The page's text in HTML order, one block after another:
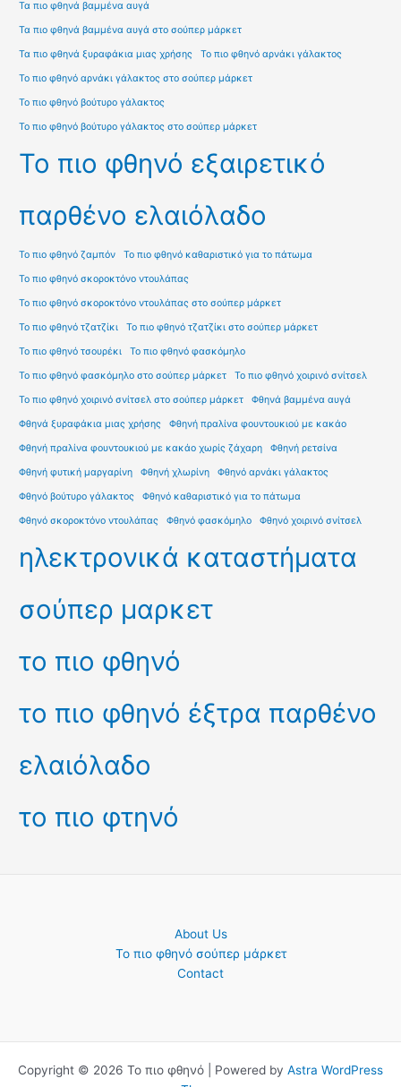
Τα πιο φθηνά βαμμένα αυγά
Τα πιο φθηνά βαμμένα αυγά στο σούπερ μάρκετ
Τα πιο φθηνά ξυραφάκια μιας χρήσης Το πιο φθηνό αρνάκι γάλακτος
Το πιο φθηνό αρνάκι γάλακτος στο σούπερ μάρκετ
Το πιο φθηνό βούτυρο γάλακτος
Το πιο φθηνό βούτυρο γάλακτος στο σούπερ μάρκετ
Το πιο φθηνό εξαιρετικό
παρθένο ελαιόλαδο
Το πιο φθηνό ζαμπόν Το πιο φθηνό καθαριστικό για το πάτωμα
Το πιο φθηνό σκοροκτόνο ντουλάπας
Το πιο φθηνό σκοροκτόνο ντουλάπας στο σούπερ μάρκετ
Το πιο φθηνό τζατζίκι Το πιο φθηνό τζατζίκι στο σούπερ μάρκετ
Το πιο φθηνό τσουρέκι Το πιο φθηνό φασκόμηλο
Το πιο φθηνό φασκόμηλο στο σούπερ μάρκετ Το πιο φθηνό χοιρινό σνίτσελ
Το πιο φθηνό χοιρινό σνίτσελ στο σούπερ μάρκετ Φθηνά βαμμένα αυγά
Φθηνά ξυραφάκια μιας χρήσης Φθηνή πραλίνα φουντουκιού με κακάο
Φθηνή πραλίνα φουντουκιού με κακάο χωρίς ζάχαρη Φθηνή ρετσίνα
Φθηνή φυτική μαργαρίνη Φθηνή χλωρίνη Φθηνό αρνάκι γάλακτος
Φθηνό βούτυρο γάλακτος Φθηνό καθαριστικό για το πάτωμα
Φθηνό σκοροκτόνο ντουλάπας Φθηνό φασκόμηλο Φθηνό χοιρινό σνίτσελ
ηλεκτρονικά καταστήματα
σούπερ μαρκετ
το πιο φθηνό
το πιο φθηνό έξτρα παρθένο
ελαιόλαδο
το πιο φτηνό
About Us
Το πιο φθηνό σούπερ μάρκετ
Contact
Copyright © 2026 Το πιο φθηνό | Powered by Astra WordPress